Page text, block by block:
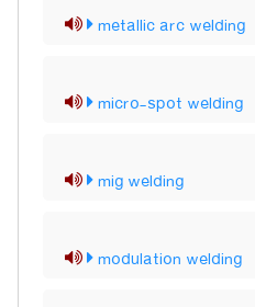
metallic arc welding
micro-spot welding
mig welding
modulation welding